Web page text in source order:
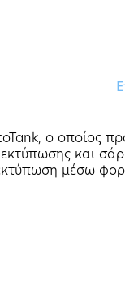
ο οποίος
και
μέσω